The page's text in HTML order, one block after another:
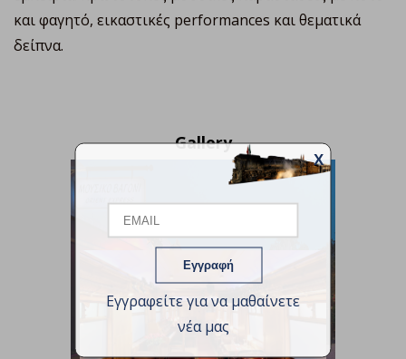
X
Name
Εγγραφείτε για να μαθαίνετε
νέα μας
και φαγητό, εικαστικές performances και θεματικά
δείπνα.
Gallery